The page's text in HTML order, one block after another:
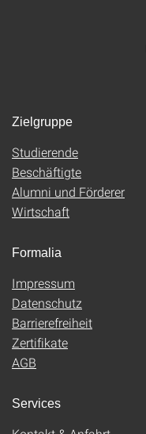
Zielgruppe
Studierende
Beschäftigte
Alumni und Förderer
Wirtschaft
Formalia
Impressum
Datenschutz
Barrierefreiheit
Zertifikate
AGB
Services